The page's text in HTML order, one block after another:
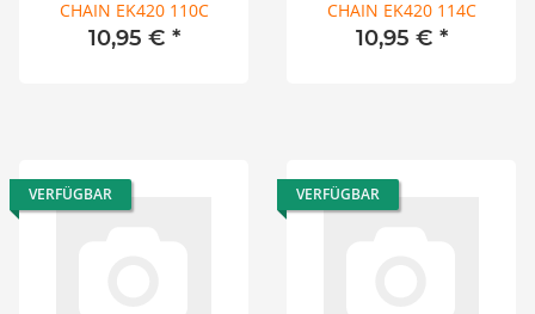
CHAIN EK420 110C
10,95 € *
CHAIN EK420 114C
10,95 € *
VERFÜGBAR VERFÜGBAR